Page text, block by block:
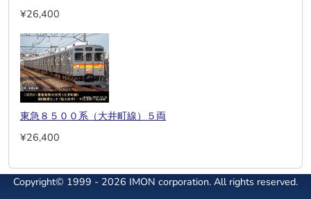
¥26,400
東急８５００系（大井町線）５両
¥26,400
Copyright© 1999 - 2026 IMON corporation. All rights reserved.